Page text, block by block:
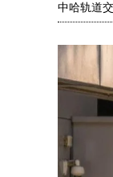
中哈轨道